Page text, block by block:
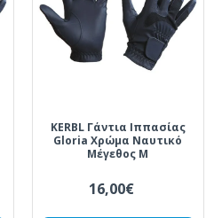
KERBL Γάντια Ιππασίας
Gloria Χρώμα Ναυτικό
Μέγεθος M
16,00€